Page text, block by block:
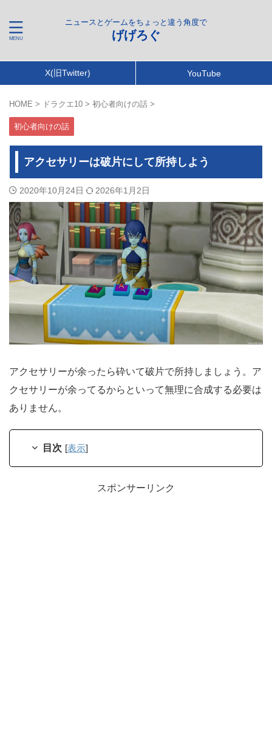
ニュースとゲームをちょっと違う角度で
げげろぐ
X(旧Twitter) YouTube
HOME > ドラクエ10 > 初心者向けの話 >
初心者向けの話
アクセサリーは破片にして所持しよう
2020年10月24日 2026年1月2日
アクセサリーが余ったら砕いて破片で所持しましょう。ア
クセサリーが余ってるからといって無理に合成する必要は
ありません。
目次 [表示]
スポンサーリンク